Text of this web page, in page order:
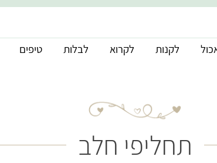
לקנות לקרוא לבלות טיפים
תחליפי חלב